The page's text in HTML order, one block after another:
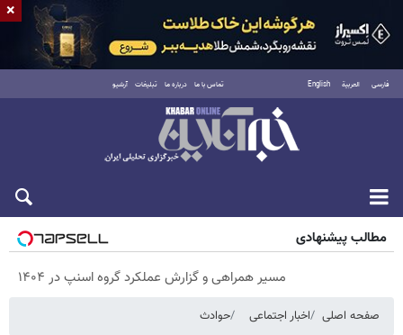
فارسی العربية English تماس با ما درباره ما تبلیغات آرشیو
پنجشنبه ۱۵ مرداد ۱۴۰۵
مطالب پیشنهادی
مسیر همراهی و گزارش عملکرد گروه اسنپ در ۱۴۰۴
صفحه اصلی اخبار اجتماعی حوادث
×